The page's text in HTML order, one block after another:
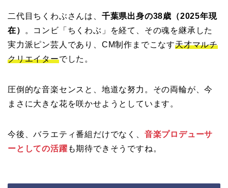
二代目ちくわぶさんは、 千葉県出身の38歳（2025年現
在）
。コンビ「ちくわぶ」を経て、その魂を継承した
実力派ピン芸人であり、CM制作までこなす天才マルチ
クリエイターでした。
圧倒的な音楽センスと、地道な努力。その両輪が、今
まさに大きな花を咲かせようとしています。
今後、バラエティ番組だけでなく、 音楽プロデューサ
ーとしての活躍 も期待できそうですね。